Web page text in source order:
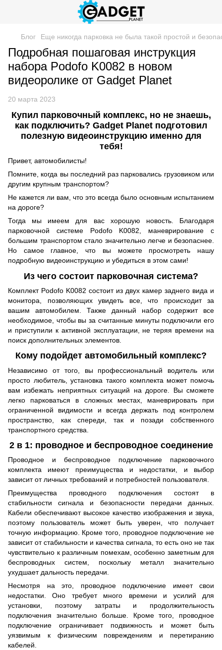
Блог Еще никогда парковка не была такой простой и
Подробная пошаговая инструкция
набора Podofo K0082 в новом
видеоролике от Gadget Planet
20 марта 2023
Купил парковочный комплекс, но не знаешь,
как подключить? Gadget Planet подготовил
полезную видеоинструкцию именно для
тебя!
Привет, автомобилисты!
Помните, когда вы последний раз парковались грузовиком или
другим крупным транспортом?
Не кажется ли вам, что это всегда было основным испытанием
на дороге?
Тогда мы имеем для вас хорошую новость. Благодаря
парковочной системе Podofo K0082, маневрирование с
большим транспортом стало значительно легче и безопаснее.
Но самое главное, что вы можете просмотреть нашу
подробную видеоинструкцию и убедиться в этом сами!
Из чего состоит парковочная система?
Комплект Podofo K0082 состоит из двух камер заднего вида и
монитора, позволяющих увидеть все, что происходит за
вашим автомобилем. Также данный набор содержит все
необходимое, чтобы вы за считанные минуты подключили его
и приступили к активной эксплуатации, не теряя времени на
поиск дополнительных элементов.
Кому подойдет автомобильный комплекс?
Независимо от того, вы профессиональный водитель или
просто любитель, установка такого комплекта может помочь
вам избежать неприятных ситуаций на дороге. Вы сможете
легко парковаться в сложных местах, маневрировать при
ограниченной видимости и всегда держать под контролем
пространство, как спереди, так и позади собственного
транспортного средства.
2 в 1: проводное и беспроводное соединение
Проводное и беспроводное подключение парковочного
комплекта имеют преимущества и недостатки, и выбор
зависит от личных требований и потребностей пользователя.
Преимущества проводного подключения состоят в
стабильности сигнала и безопасности передачи данных.
Кабели обеспечивают высокое качество изображения и звука,
поэтому пользователь может быть уверен, что получает
точную информацию. Кроме того, проводное подключение не
зависит от стабильности и качества сигнала, то есть оно не так
чувствительно к различным помехам, особенно заметным для
беспроводных систем, поскольку металл значительно
ухудшает дальность передачи.
Несмотря на это, проводное подключение имеет свои
недостатки. Оно требует много времени и усилий для
установки, поэтому затраты и продолжительность
подключения значительно больше. Кроме того, проводное
подключение ограничивает подвижность и может быть
уязвимым к физическим повреждениям и перетиранию
кабелей.